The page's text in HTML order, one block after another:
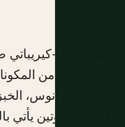
طعام الإي-
محدودة من
الباندانوس،
كافية. البروتين